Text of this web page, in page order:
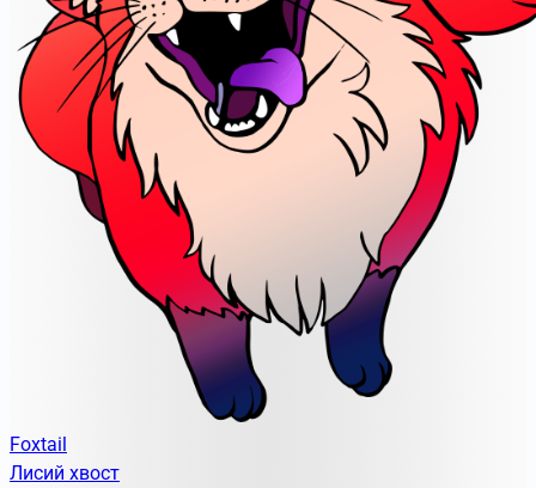
Foxtail
Лисий хвост